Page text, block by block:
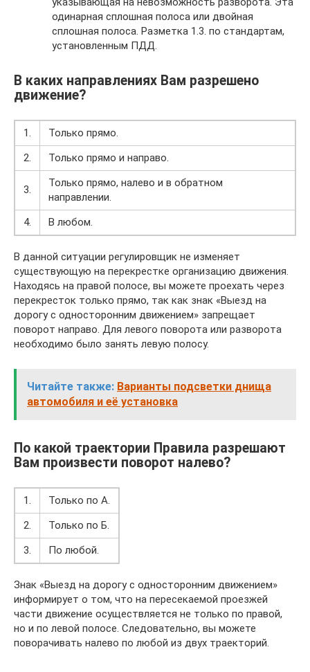
одинарная сплошная полоса или двойная
сплошная полоса. Разметка 1.3. по стандартам,
установленным ПДД.
В каких направлениях Вам разрешено
движение?
1.
Только прямо.
2.
Только прямо и направо.
3.
Только прямо, налево и в обратном
направлении.
4.
В любом.
В данной ситуации регулировщик не изменяет
существующую на перекрестке организацию движения.
Находясь на правой полосе, вы можете проехать через
перекресток только прямо, так как знак «Выезд на
дорогу с односторонним движением» запрещает
поворот направо. Для левого поворота или разворота
необходимо было занять левую полосу.
Читайте также: Варианты подсветки днища
автомобиля и её установка
По какой траектории Правила разрешают
Вам произвести поворот налево?
1.
Только по А.
2.
Только по Б.
3.
По любой.
Знак «Выезд на дорогу с односторонним движением»
информирует о том, что на пересекаемой проезжей
части движение осуществляется не только по правой,
но и по левой полосе. Следовательно, вы можете
поворачивать налево по любой из двух траекторий.